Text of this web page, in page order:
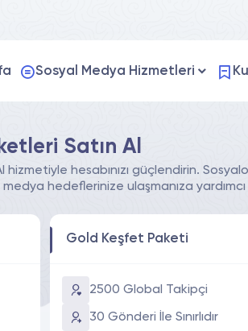
Sosyal Medya Hizmetleri
Satın Al
hesabınızı güçlendirin.
hedeflerinize ulaşmanıza yardımcı
Gold Keşfet Paketi
2500 Global Takipçi
30 Gönderi İle Sınırlıdır